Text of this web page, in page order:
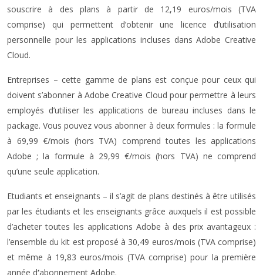
souscrire à des plans à partir de 12,19 euros/mois (TVA
comprise) qui permettent d’obtenir une licence d’utilisation
personnelle pour les applications incluses dans Adobe Creative
Cloud.
Entreprises – cette gamme de plans est conçue pour ceux qui
doivent s’abonner à Adobe Creative Cloud pour permettre à leurs
employés d’utiliser les applications de bureau incluses dans le
package. Vous pouvez vous abonner à deux formules : la formule
à 69,99 €/mois (hors TVA) comprend toutes les applications
Adobe ; la formule à 29,99 €/mois (hors TVA) ne comprend
qu’une seule application.
Etudiants et enseignants – il s’agit de plans destinés à être utilisés
par les étudiants et les enseignants grâce auxquels il est possible
d’acheter toutes les applications Adobe à des prix avantageux :
l’ensemble du kit est proposé à 30,49 euros/mois (TVA comprise)
et même à 19,83 euros/mois (TVA comprise) pour la première
année d‘abonnement Adobe.